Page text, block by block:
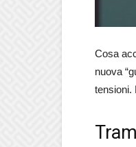
Cosa
nuova
tensioni.